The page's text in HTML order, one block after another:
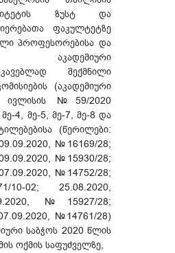
ზუსტ და
ფაკულტეტზე
პროფესორებისა და
აკადემიური
შექმნილი
(აკადემიური
№59/2020
4, მე-5, მე-7, მე-8 და
(წერილები:
№16169/28;
№15930/28;
№14752/28;
02; 25.08.2020,
№15927/28;
№14761/28)
საბჭოს 2020 წლის
ოქმის საფუძველზე,